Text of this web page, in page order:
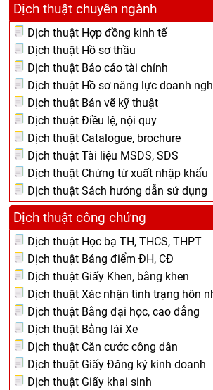
Dịch thuật chuyên ngành
Dịch thuật Hợp đồng kinh tế
Dịch thuật Hồ sơ thầu
Dịch thuật Báo cáo tài chính
Dịch thuật Hồ sơ năng lực doanh
Dịch thuật Bản vẽ kỹ thuật
Dịch thuật Điều lệ, nội quy
Dịch thuật Catalogue, brochure
Dịch thuật Tài liệu MSDS, SDS
Dịch thuật Chứng từ xuất nhập khẩu
Dịch thuật Sách hướng dẫn sử dụng
Dịch thuật công chứng
Dịch thuật Học bạ TH, THCS, THPT
Dịch thuật Bảng điểm ĐH, CĐ
Dịch thuật Giấy Khen, bằng khen
Dịch thuật Xác nhận tình trạng hôn
Dịch thuật Bằng đại học, cao đẳng
Dịch thuật Bằng lái Xe
Dịch thuật Căn cước công dân
Dịch thuật Giấy Đăng ký kinh doanh
Dịch thuật Giấy khai sinh